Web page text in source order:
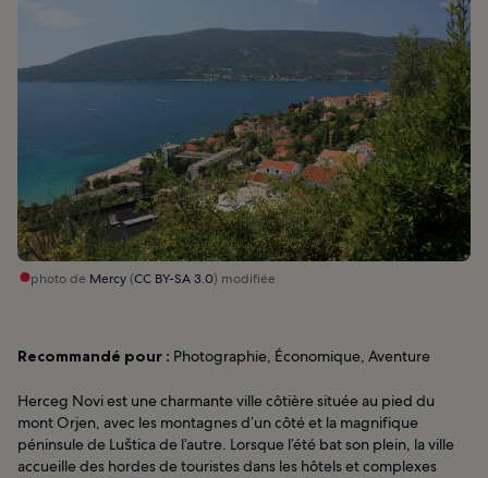
photo de Mercy(CC BY-SA 3.0) modifiée
Recommandé pour : Photographie, Économique, Aventure
Herceg Novi est une charmante ville côtière située au pied du
mont Orjen, avec les montagnes d’un côté et la magnifique
péninsule de Luštica de l’autre. Lorsque l’été bat son plein, la ville
accueille des hordes de touristes dans les hôtels et complexes